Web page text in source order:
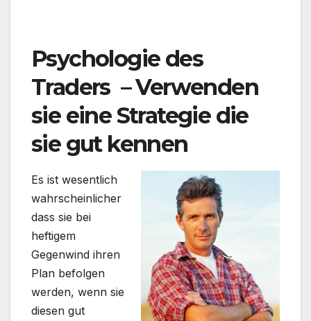
Psychologie des
Traders – Verwenden
sie eine Strategie die
sie gut kennen
Es ist wesentlich
wahrscheinlicher
dass sie bei
heftigem
Gegenwind ihren
Plan befolgen
werden, wenn sie
diesen gut